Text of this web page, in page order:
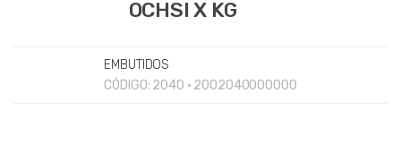
OCHSI X KG
EMBUTIDOS
CÓDIGO: 2040 • 2002040000000